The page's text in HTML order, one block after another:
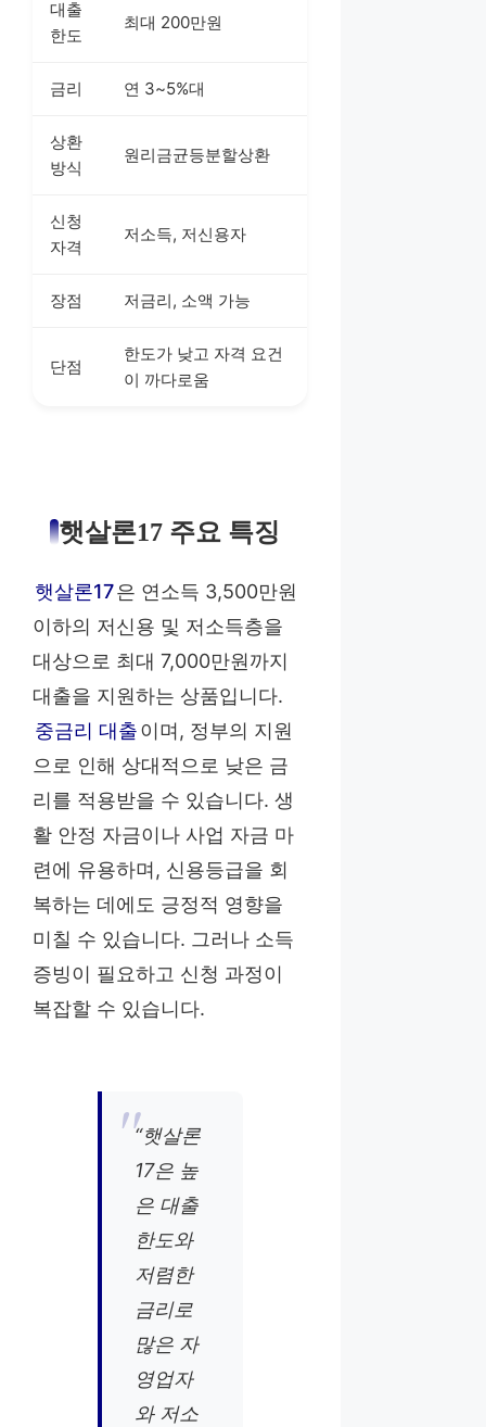
대출
한도
최대 200만원
금리 연 3~5%대
상환
방식
원리금균등분할상환
신청
자격
저소득, 저신용자
장점 저금리, 소액 가능
단점
한도가 낮고 자격 요건
이 까다로움
햇살론17 주요 특징
햇살론17은 연소득 3,500만원
이하의 저신용 및 저소득층을
대상으로 최대 7,000만원까지
대출을 지원하는 상품입니다.
중금리 대출이며, 정부의 지원
으로 인해 상대적으로 낮은 금
리를 적용받을 수 있습니다. 생
활 안정 자금이나 사업 자금 마
련에 유용하며, 신용등급을 회
복하는 데에도 긍정적 영향을
미칠 수 있습니다. 그러나 소득
증빙이 필요하고 신청 과정이
복잡할 수 있습니다.
“햇살론
17은 높
은 대출
한도와
저렴한
금리로
많은 자
영업자
와 저소